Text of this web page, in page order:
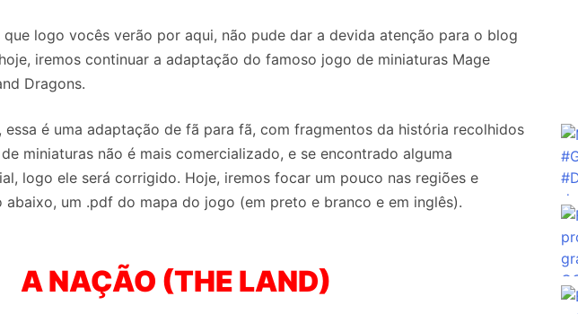
logo vocês verão por aqui, não pude dar a devida atenção para o blog
iremos continuar a adaptação do famoso jogo de miniaturas Mage
Dragons.
é uma adaptação de fã para fã, com fragmentos da história recolhidos
miniaturas não é mais comercializado, e se encontrado alguma
logo ele será corrigido. Hoje, iremos focar um pouco nas regiões e
abaixo, um .pdf do mapa do jogo (em preto e branco e em inglês).
A NAÇÃO (THE LAND)